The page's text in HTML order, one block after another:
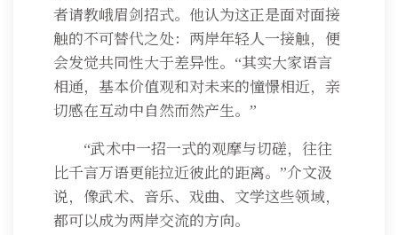
者请教峨眉剑招式。他认为这正是面对面接
触的不可替代之处：两岸年轻人一接触，便
会发觉共同性大于差异性。“其实大家语言
相通，基本价值观和对未来的憧憬相近，亲
切感在互动中自然而然产生。”
“武术中一招一式的观摩与切磋，往往
比千言万语更能拉近彼此的距离。”介文汲
说，像武术、音乐、戏曲、文学这些领域，
都可以成为两岸交流的方向。